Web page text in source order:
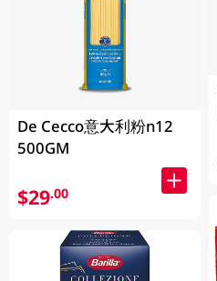
De Cecco意大利粉n12
500GM
$29.00